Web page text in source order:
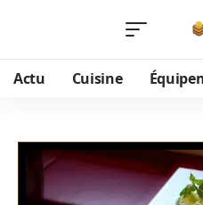
Actu Cuisine